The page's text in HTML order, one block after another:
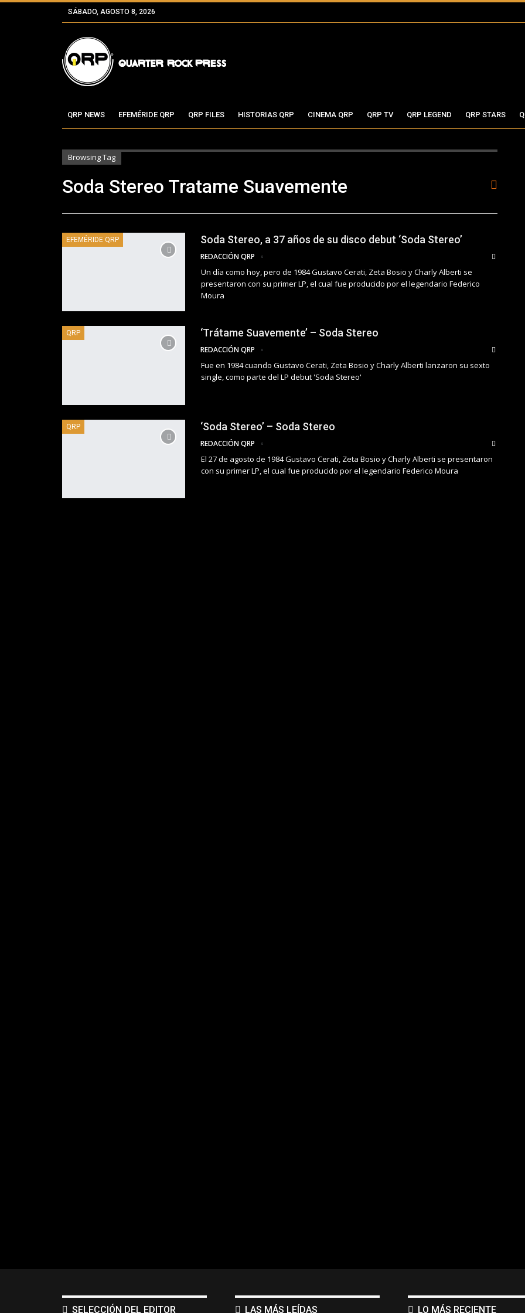
SÁBADO, AGOSTO 8, 2026
QRP NEWS EFEMÉRIDE QRP QRP FILES HISTORIAS QRP CINEMA QRP QRP TV QRP LEGEND QRP STARS
Browsing Tag
Soda Stereo Tratame Suavemente
EFEMÉRIDE QRP Soda Stereo, a 37 años de su disco debut ‘Soda Stereo’
REDACCIÓN QRP
Un día como hoy, pero de 1984 Gustavo Cerati, Zeta Bosio y Charly Alberti se
presentaron con su primer LP, el cual fue producido por el legendario Federico
Moura
QRP ‘Trátame Suavemente’ – Soda Stereo
REDACCIÓN QRP
Fue en 1984 cuando Gustavo Cerati, Zeta Bosio y Charly Alberti lanzaron su sexto
single, como parte del LP debut 'Soda Stereo'
QRP ‘Soda Stereo’ – Soda Stereo
REDACCIÓN QRP
El 27 de agosto de 1984 Gustavo Cerati, Zeta Bosio y Charly Alberti se presentaron
con su primer LP, el cual fue producido por el legendario Federico Moura
SELECCIÓN DEL EDITOR LAS MÁS LEÍDAS LO MÁS RECIENTE